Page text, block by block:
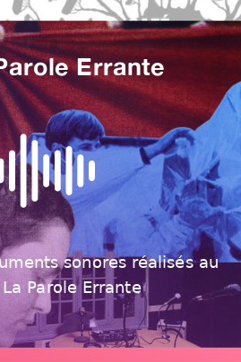
Errante
sonores réalisés au
Parole Errante